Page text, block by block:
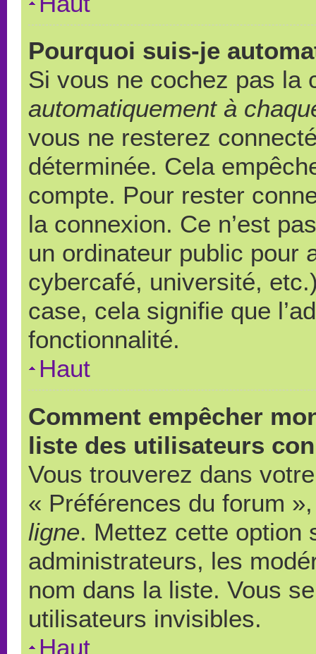
Pourquoi suis-je
Si vous ne cochez pas la
automatiquement à
vous ne resterez
déterminée. Cela
compte. Pour rester
la connexion. Ce n’est
un ordinateur public pour
cybercafé, université,
case, cela signifie que
fonctionnalité.
Haut
Comment empêcher
liste des utilisateurs
Vous trouverez dans
« Préférences du forum
ligne. Mettez cette option
administrateurs, les
nom dans la liste. Vous
utilisateurs invisibles.
Haut